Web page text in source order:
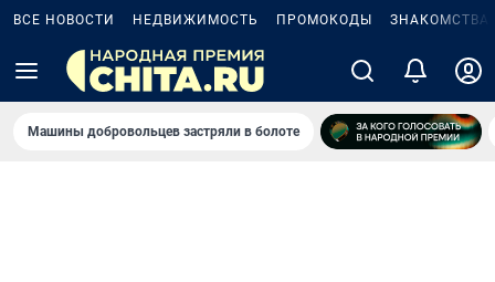
ВСЕ НОВОСТИ НЕДВИЖИМОСТЬ ПРОМОКОДЫ ЗНАКОМСТВА
Машины добровольцев застряли в болоте